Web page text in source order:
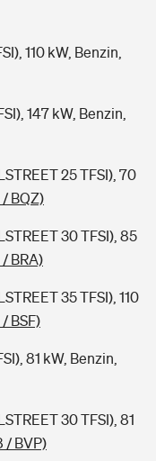
110 kW, Benzin,
147 kW, Benzin,
25 TFSI), 70
BQZ)
30 TFSI), 85
BRA)
35 TFSI), 110
BSF)
81 kW, Benzin,
30 TFSI), 81
/ BVP)